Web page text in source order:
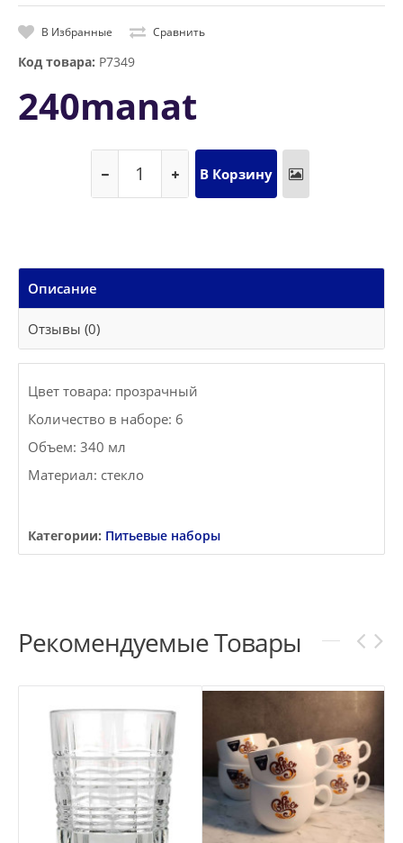
В Избранные Сравнить
Код товара: P7349
240manat
Описание
Отзывы (0)
Цвет товара: прозрачный
Количество в наборе: 6
Объем: 340 мл
Материал: стекло
Категории: Питьевые наборы
Рекомендуемые Товары